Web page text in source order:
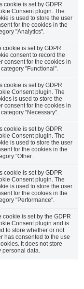
cookie is set by GDPR
Consent plugin. The
is used to store the user
for the cookies in the
"Analytics".
cookie is set by GDPR
consent to record the
consent for the cookies in
"Functional".
cookie is set by GDPR
Consent plugin. The
is used to store the
consent for the cookies in
"Necessary".
cookie is set by GDPR
Consent plugin. The
is used to store the user
for the cookies in the
"Other.
cookie is set by GDPR
Consent plugin. The
is used to store the user
for the cookies in the
"Performance".
cookie is set by the GDPR
Consent plugin and is
to store whether or not
has consented to the use
It does not store
personal data.